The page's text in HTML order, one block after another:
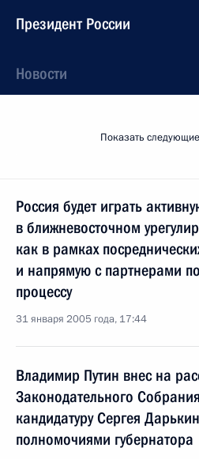
Президент России
Новости
Показать
Россия будет играть
в ближневосточном
как в рамках
и напрямую с партнерами
процессу
31 января 2005 года, 17:44
Владимир Путин внес на
Законодательного
кандидатуру Сергея
полномочиями губернатора